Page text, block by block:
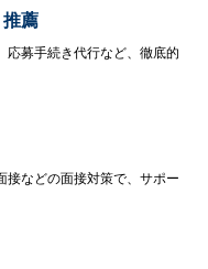
薦
応募手続き代行など、徹底的
接などの面接対策で、サポー